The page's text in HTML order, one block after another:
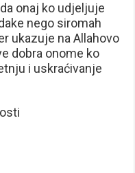
onaj ko udjeljuje
nego siromah
ukazuje na Allahovo
dobra onome ko
i uskraćivanje